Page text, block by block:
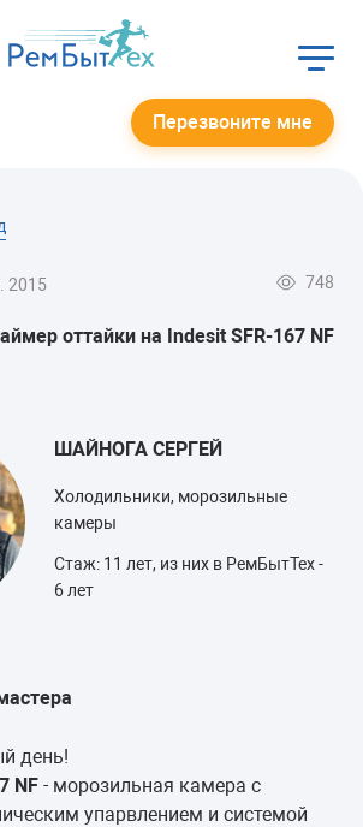
Перезвоните мне
2015 748
оттайки на Indesit SFR-167 NF
ШАЙНОГА СЕРГЕЙ
Холодильники, морозильные
камеры
Стаж: 11 лет, из них в РемБытТех -
6 лет
день!
NF - морозильная камера с
упарвлением и системой